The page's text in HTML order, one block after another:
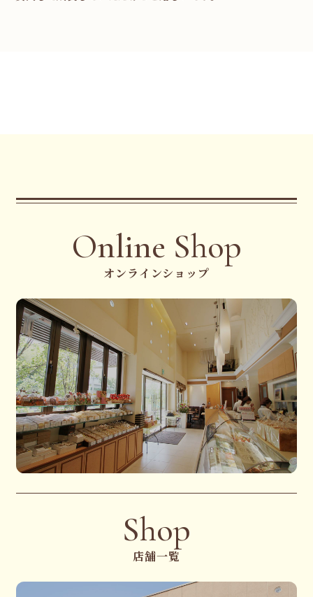
Online Shop
オンラインショップ
Shop
店舗一覧